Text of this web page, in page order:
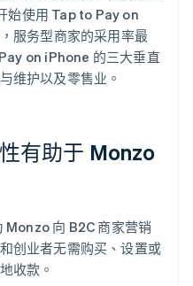
始使用 Tap to Pay on
服务型商家的采用率最
on iPhone 的三大垂直
维护以及零售业。
有助于 Monzo
向 B2C 商家营销
创业者无需购买、设置或
收款。